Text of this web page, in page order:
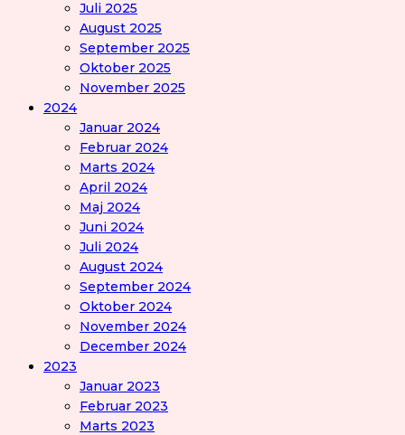
Juli 2025
August 2025
September 2025
Oktober 2025
November 2025
2024
Januar 2024
Februar 2024
Marts 2024
April 2024
Maj 2024
Juni 2024
Juli 2024
August 2024
September 2024
Oktober 2024
November 2024
December 2024
2023
Januar 2023
Februar 2023
Marts 2023